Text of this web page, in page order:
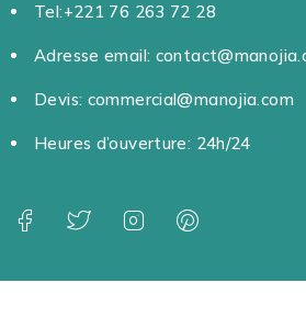
Tel:+221 76 263 72 28
Adresse email:
Devis: commercial@manojia.com
Heures d’ouverture: 24h/24